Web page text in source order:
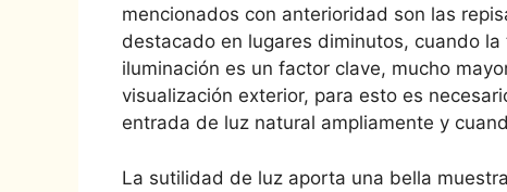
mencionados con anterioridad son las
destacado en lugares diminutos, cuando
iluminación es un factor clave, mucho
visualización exterior, para esto es
entrada de luz natural ampliamente y
La sutilidad de luz aporta una bella